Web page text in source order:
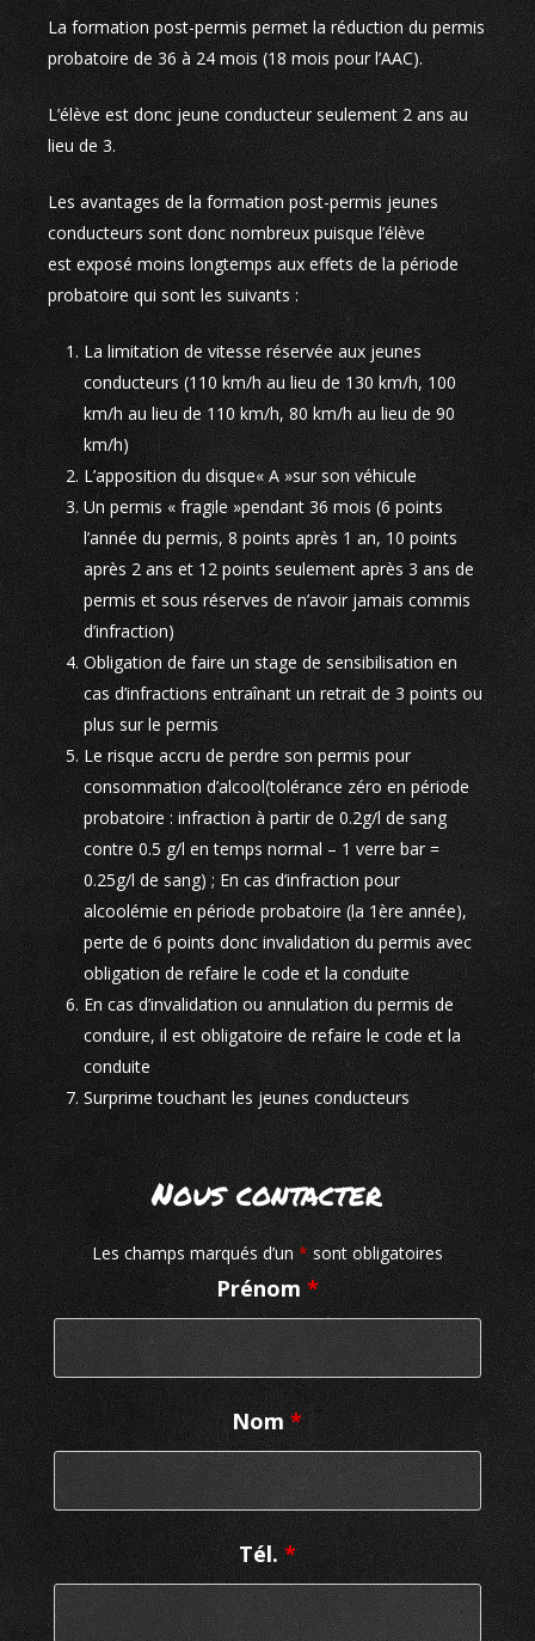
La formation post-permis permet la réduction du permis
probatoire de 36 à 24 mois (18 mois pour l’AAC).
L’élève est donc jeune conducteur seulement 2 ans au
lieu de 3.
Les avantages de la formation post-permis jeunes
conducteurs sont donc nombreux puisque l’élève
est exposé moins longtemps aux effets de la période
probatoire qui sont les suivants :
La limitation de vitesse réservée aux jeunes
conducteurs (110 km/h au lieu de 130 km/h, 100
km/h au lieu de 110 km/h, 80 km/h au lieu de 90
km/h)
L’apposition du disque« A »sur son véhicule
Un permis « fragile »pendant 36 mois (6 points
l’année du permis, 8 points après 1 an, 10 points
après 2 ans et 12 points seulement après 3 ans de
permis et sous réserves de n’avoir jamais commis
d’infraction)
Obligation de faire un stage de sensibilisation en
cas d’infractions entraînant un retrait de 3 points ou
plus sur le permis
Le risque accru de perdre son permis pour
consommation d’alcool(tolérance zéro en période
probatoire : infraction à partir de 0.2g/l de sang
contre 0.5 g/l en temps normal – 1 verre bar =
0.25g/l de sang) ; En cas d’infraction pour
alcoolémie en période probatoire (la 1ère année),
perte de 6 points donc invalidation du permis avec
obligation de refaire le code et la conduite
En cas d’invalidation ou annulation du permis de
conduire, il est obligatoire de refaire le code et la
conduite
Surprime touchant les jeunes conducteurs
Nous contacter
Les champs marqués d’un*sont obligatoires
Prénom*
Nom*
Tél.*